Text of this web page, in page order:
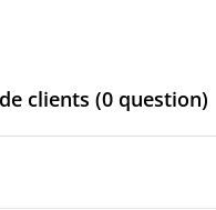
clients (0 question)